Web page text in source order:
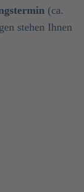
(ca.
stehen Ihnen